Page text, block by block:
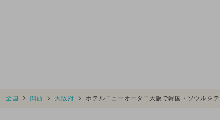
全国 関西 大阪府 ホテルニューオータニ大阪で韓国・ソウルを